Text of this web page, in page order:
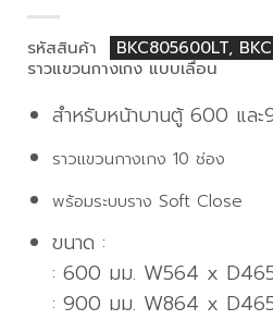
รหัสสินค้า
BKC805600LT,
ราวแขวนกางเกง แบบเลื่อน
สำหรับหน้าบานตู้ 600 แล
ราวแขวนกางเกง 10 ช่อง
พร้อมระบบราง Soft Close
ขนาด :
: 600 มม. W564 x
: 900 มม. W864 x